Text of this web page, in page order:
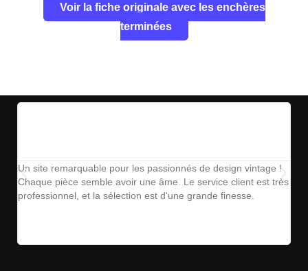
Voir la fiche originale avec les enchères
terminées
Un site remarquable pour les passionnés de design vintage !
Chaque pièce semble avoir une âme. Le service client est très
professionnel, et la sélection est d'une grande finesse.